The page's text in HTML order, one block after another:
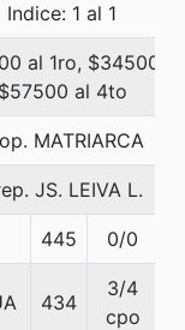
Indice: 1 al 1
al 1ro,
$57500 al 4to
MATRIARCA
JS. LEIVA L.
445 0/0
434
3/4
cpo